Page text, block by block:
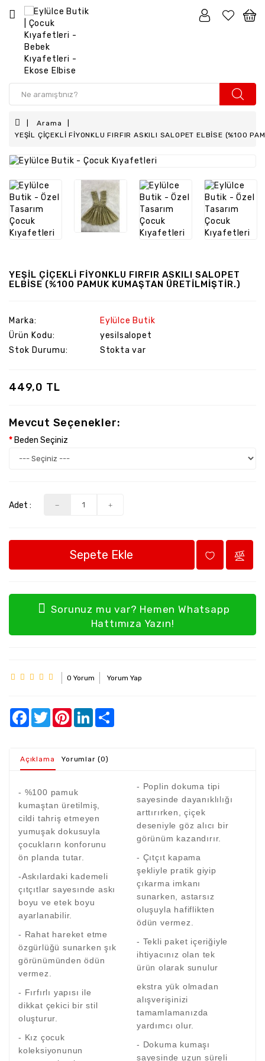
Çocuk
Erkek
Çocuk
Kız
Bebek
Bebek
Aksesuar
Anne
-
Kız
Arama
YEŞİL ÇİÇEKLİ FİYONKLU FIRFIR ASKILI SALOPET ELBİSE (%100
YEŞİL ÇİÇEKLİ FİYONKLU FIRFIR ASKILI SALOPET
ELBİSE (%100 PAMUK KUMAŞTAN ÜRETİLMİŞTİR.)
Marka:
Eylülce Butik
Ürün Kodu:
yesilsalopet
Stok Durumu:
Stokta var
449,0 TL
Mevcut Seçenekler:
Beden Seçiniz
Adet :
Sepete Ekle
Sorunuz mu var? Hemen Whatsapp
Hattımıza Yazın!
0 Yorum Yorum Yap
Açıklama Yorumlar (0)
- %100 pamuk
kumaştan üretilmiş,
cildi tahriş etmeyen
yumuşak dokusuyla
çocukların konforunu
ön planda tutar.
-Askılardaki kademeli
çıtçıtlar sayesınde askı
boyu ve etek boyu
ayarlanabilir.
- Rahat hareket etme
özgürlüğü sunarken şık
görünümünden ödün
vermez.
- Fırfırlı yapısı ile
dikkat çekici bir stil
oluşturur.
- Kız çocuk
koleksiyonunun
- Poplin dokuma tipi
sayesinde dayanıklılığı
arttırırken, çiçek
deseniyle göz alıcı bir
görünüm kazandırır.
- Çıtçıt kapama
şekliyle pratik giyip
çıkarma imkanı
sunarken, astarsız
oluşuyla hafiflikten
ödün vermez.
- Tekli paket içeriğiyle
ihtiyacınız olan tek
ürün olarak sunulur
ekstra yük olmadan
alışverişinizi
tamamlamanızda
yardımcı olur.
- Dokuma kumaşı
sayesinde uzun süreli